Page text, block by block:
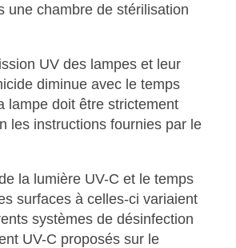
une chambre de stérilisation
UV des lampes et leur
diminue avec le temps
lampe doit être strictement
les instructions fournies par le
la lumière UV-C et le temps
surfaces à celles-ci variaient
systèmes de désinfection
UV-C proposés sur le